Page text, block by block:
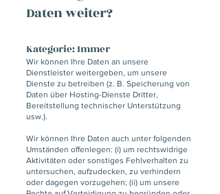
Daten weiter?
Kategorie: Immer
Wir können Ihre Daten an unsere
Dienstleister weitergeben, um unsere
Dienste zu betreiben (z. B. Speicherung von
Daten über Hosting-Dienste Dritter,
Bereitstellung technischer Unterstützung
usw.).
Wir können Ihre Daten auch unter folgenden
Umständen offenlegen: (i) um rechtswidrige
Aktivitäten oder sonstiges Fehlverhalten zu
untersuchen, aufzudecken, zu verhindern
oder dagegen vorzugehen; (ii) um unsere